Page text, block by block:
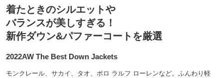
着たときのシルエットや
バランスが美しすぎる！
新作ダウン&パファーコートを厳選
2022AW The Best Down Jackets
モンクレール、サカイ、タオ、ポロ ラルフ ローレンなど。ふんわり軽